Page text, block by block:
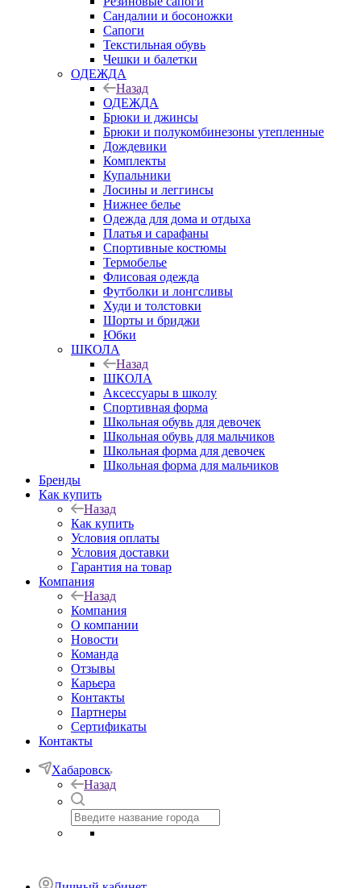
Сандалии и босоножки
Сапоги
Текстильная обувь
Чешки и балетки
ОДЕЖДА
Назад
ОДЕЖДА
Брюки и джинсы
Брюки и полукомбинезоны утепленные
Дождевики
Комплекты
Купальники
Лосины и леггинсы
Нижнее белье
Одежда для дома и отдыха
Платья и сарафаны
Спортивные костюмы
Термобелье
Флисовая одежда
Футболки и лонгсливы
Худи и толстовки
Шорты и бриджи
Юбки
ШКОЛА
Назад
ШКОЛА
Аксессуары в школу
Спортивная форма
Школьная обувь для девочек
Школьная обувь для мальчиков
Школьная форма для девочек
Школьная форма для мальчиков
Бренды
Как купить
Назад
Как купить
Условия оплаты
Условия доставки
Гарантия на товар
Компания
Назад
Компания
О компании
Новости
Команда
Отзывы
Карьера
Контакты
Партнеры
Сертификаты
Контакты
Хабаровск
Назад